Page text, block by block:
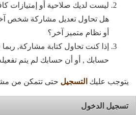
ليست لديك صلاحية أو إمتيازات
هل تحاول تعديل مشاركة شخص
أو نظام متميز آخر؟
إذا كنت تحاول كتابة مشاركة,
حسابك , أو أن حسابك لم يتم
يتوجب عليك التسجيل حتى تتمكن من
تسجيل الدخول